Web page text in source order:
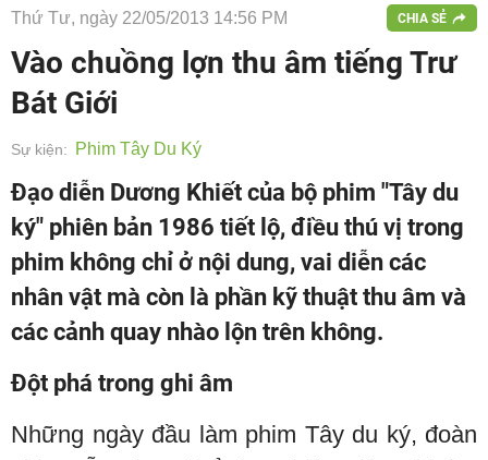
Thứ Tư, ngày 22/05/2013 14:56 PM CHIA SẺ
Vào chuồng lợn thu âm tiếng Trư
Bát Giới
Sự kiện: Phim Tây Du Ký
Đạo diễn Dương Khiết của bộ phim "Tây du
ký" phiên bản 1986 tiết lộ, điều thú vị trong
phim không chỉ ở nội dung, vai diễn các
nhân vật mà còn là phần kỹ thuật thu âm và
các cảnh quay nhào lộn trên không.
Đột phá trong ghi âm
Những ngày đầu làm phim Tây du ký, đoàn